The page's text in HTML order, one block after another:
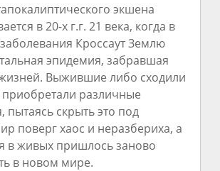
экшена
в 20-х г.г. 21 века, когда в
заболевания Кроссаут Землю
эпидемия, забравшая
Выжившие либо сходили
различные
пытаясь скрыть это под
поверг хаос и неразбериха, а
в живых пришлось заново
в новом мире.